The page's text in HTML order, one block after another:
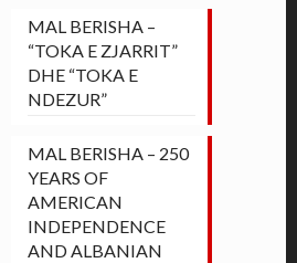
MAL BERISHA –
“TOKA E ZJARRIT”
DHE “TOKA E
NDEZUR”
MAL BERISHA – 250
YEARS OF
AMERICAN
INDEPENDENCE
AND ALBANIAN